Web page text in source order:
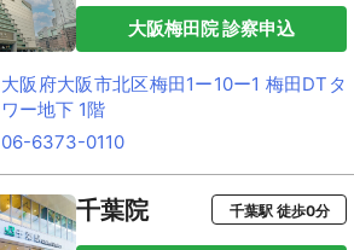
大阪梅田院 診察申込
大阪府大阪市北区梅田1ー10ー1 梅田DTタ
ワー地下 1階
06-6373-0110
千葉院 千葉駅 徒歩0分